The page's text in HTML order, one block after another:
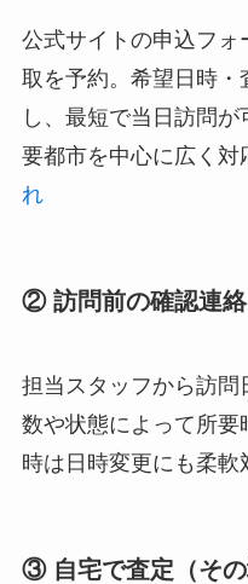
公式サイトの申込フ
取を予約。希望日時・
し、最短で当日訪問
要都市を中心に広く対
れ
② 訪問前の確認連絡
担当スタッフから訪
数や状態によって所
時は日時変更にも柔軟
③ 自宅で査定（その